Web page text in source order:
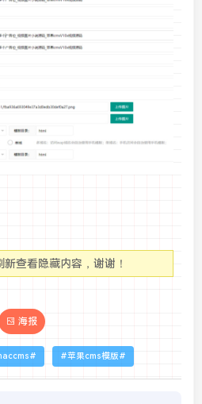
查看隐藏内容，谢谢！
海报
苹果cms模版